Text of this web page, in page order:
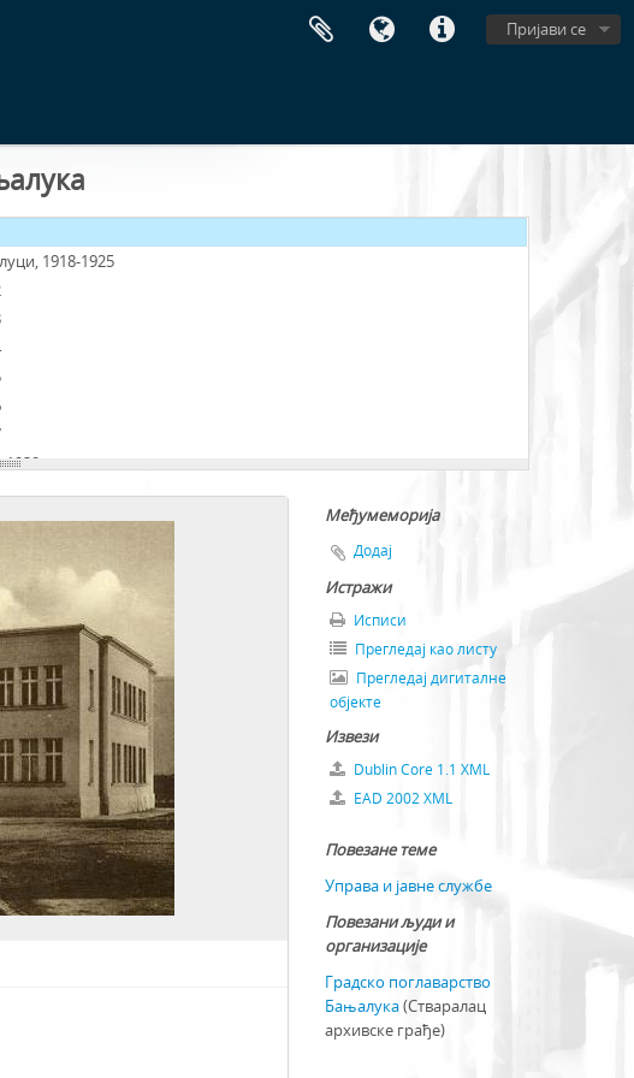
Пријави се
1918-1925
1939
1939-1940
и обрт Врбаске бановине
и одржавање чистоће
тржницу у Бањалуци
струке за раднике
1940
Међумеморија
Додај
Истражи
Исписи
Прегледај као листу
Прегледај дигиталне
објекте
Извези
Dublin Core 1.1 XML
EAD 2002 XML
Повезане теме
Управа и јавне службе
Повезани људи и
организације
Градско поглаварство
Бањалука(Стваралац
архивске грађе)